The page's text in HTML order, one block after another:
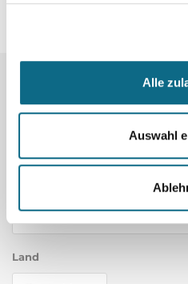
Alle
Auswahl
Land